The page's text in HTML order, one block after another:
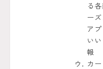
る
ー
ア
い
報
カ